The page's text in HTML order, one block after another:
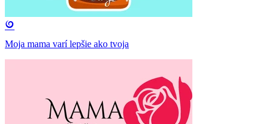
Moja mama varí lepšie ako tvoja